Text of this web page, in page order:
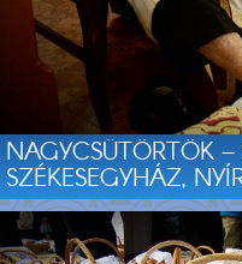
NAGYCSÜTÖRTÖK
SZÉKESEGYHÁZ,